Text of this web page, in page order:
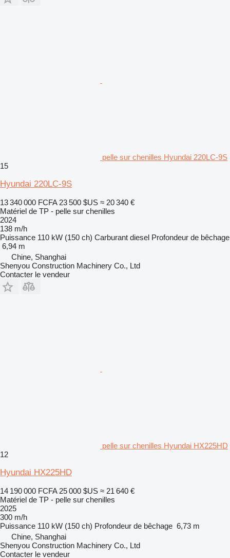
pelle sur chenilles Hyundai 220LC-9S
15
Hyundai 220LC-9S
13 340 000 FCFA 23 500 $US ≈ 20 340 €
Matériel de TP - pelle sur chenilles
2024
138 m/h
Puissance 110 kW (150 ch) Carburant diesel Profondeur de bêchage
6,94 m
Chine, Shanghai
Shenyou Construction Machinery Co., Ltd
Contacter le vendeur
pelle sur chenilles Hyundai HX225HD
12
Hyundai HX225HD
14 190 000 FCFA 25 000 $US ≈ 21 640 €
Matériel de TP - pelle sur chenilles
2025
300 m/h
Puissance 110 kW (150 ch) Profondeur de bêchage 6,73 m
Chine, Shanghai
Shenyou Construction Machinery Co., Ltd
Contacter le vendeur